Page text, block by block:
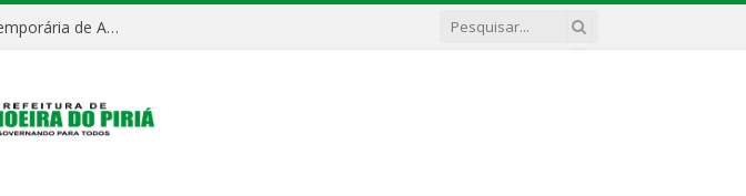
Processo Seletivo nº 001/2025 para Contratação Temporária de Agentes Comunitários de Saúde (ACS)